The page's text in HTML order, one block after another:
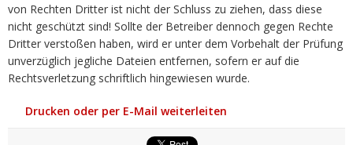
von Rechten Dritter ist nicht der Schluss zu ziehen, dass diese
nicht geschützt sind! Sollte der Betreiber dennoch gegen Rechte
Dritter verstoßen haben, wird er unter dem Vorbehalt der Prüfung
unverzüglich jegliche Dateien entfernen, sofern er auf die
Rechtsverletzung schriftlich hingewiesen wurde.
Drucken oder per E-Mail weiterleiten